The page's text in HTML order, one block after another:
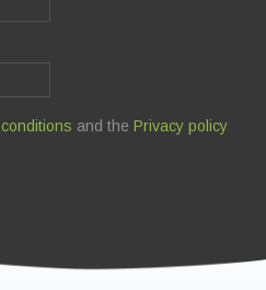
and the Privacy policy